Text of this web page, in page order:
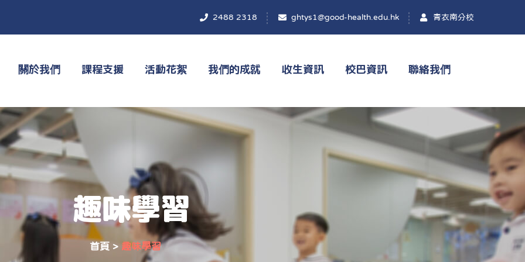
2488 2318 ghtys1@good-health.edu.hk 青衣南分校
關於我們 課程支援 活動花絮 我們的成就 收生資訊 校巴資訊 聯絡我們
趣味學習
首頁 > 趣味學習